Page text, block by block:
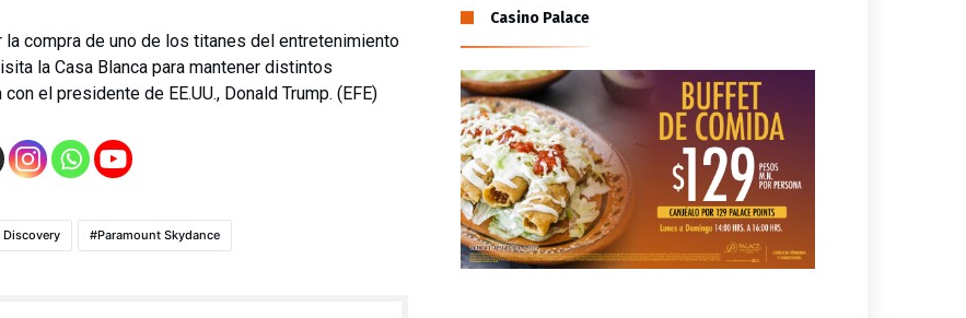
compra de uno de los titanes del entretenimiento
la Casa Blanca para mantener distintos
el presidente de EE.UU., Donald Trump. (EFE)
Discovery Paramount Skydance
Casino Palace